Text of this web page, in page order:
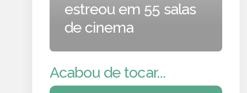
estreou em 55 salas
de cinema
Acabou de tocar...